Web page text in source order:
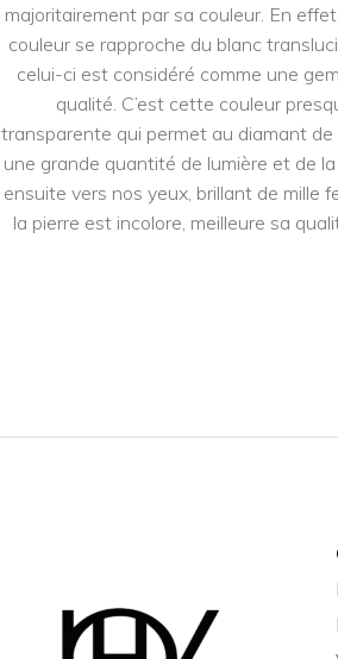
majoritairement par sa couleur. En
couleur se rapproche du blanc
celui-ci est considéré comme une
qualité. C’est cette couleur
transparente qui permet au diamant
une grande quantité de lumière et de
ensuite vers nos yeux, brillant de mille
la pierre est incolore, meilleure sa